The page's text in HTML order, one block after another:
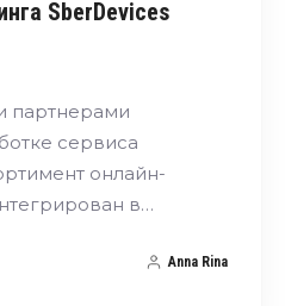
SberDevices
партнерами
сервиса
онлайн-
в…
Anna Rina